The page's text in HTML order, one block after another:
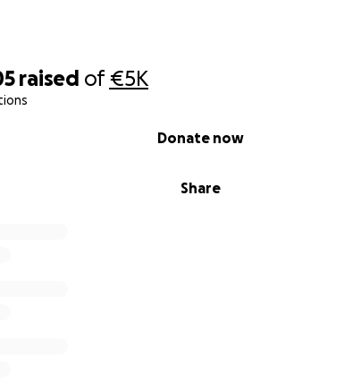
raised of€5K
Share
Donate now